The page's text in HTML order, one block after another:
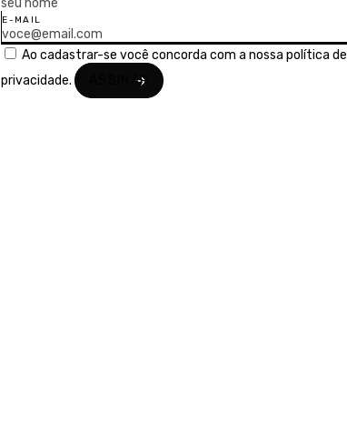
E-MAIL
Ao cadastrar-se você concorda com a nossapolítica de
privacidade.